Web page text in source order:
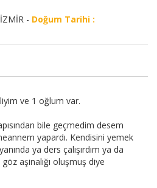
İZMİR - Doğum Tarihi :
ve 1 oğlum var.
bile geçmedim desem
yapardı. Kendisini yemek
ya ders çalışırdım ya da
aşinalığı oluşmuş diye